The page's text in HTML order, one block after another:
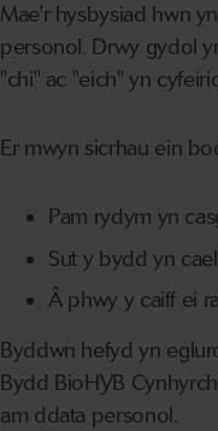
Mae'r hysbysiad hwn
personol. Drwy gydol
"chi" ac "eich" yn
Er mwyn sicrhau ein
Pam rydym yn
Sut y bydd yn
Â phwy y caiff ei
Byddwn hefyd yn
Bydd BioHYB
am ddata personol.